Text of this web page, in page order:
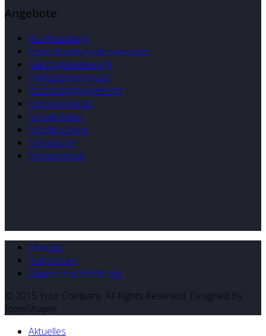
Angebote
Buchhandlung
Freie Musikschule Hannover
Ganztagsbetreuung
Halbtagsbetreuung
Nachmittagsangebote
Naturwerkstatt
Schülerladen
Schulbücherei
Schulküche
Schwimmbad
Sitemap
Impressum
Datenschutzerklärung
© 2015 Your Company. All Rights Reserved. Designed By
JoomShaper
Aktuelles